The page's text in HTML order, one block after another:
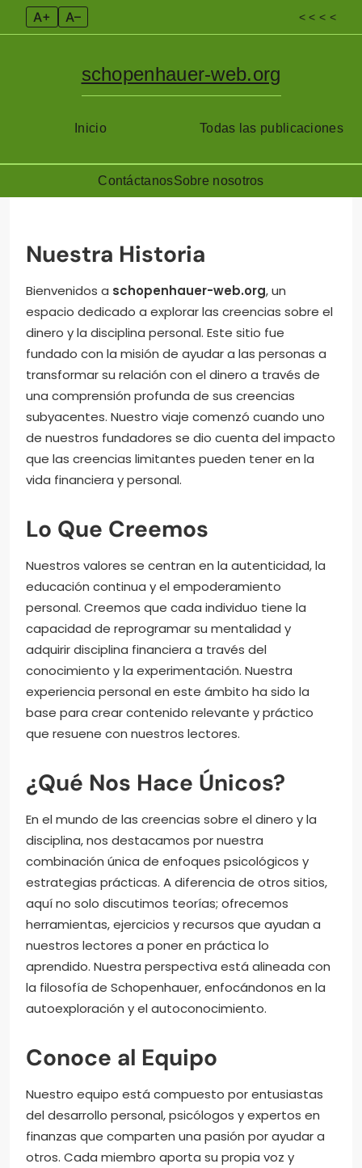
A+ A– < < < <
Inicio
schopenhauer-web.org
Todas las publicaciones
ContáctanosSobre nosotros
contentNuestra Historia
Bienvenidos a schopenhauer-web.org, un
espacio dedicado a explorar las creencias sobre el
dinero y la disciplina personal. Este sitio fue
fundado con la misión de ayudar a las personas a
transformar su relación con el dinero a través de
una comprensión profunda de sus creencias
subyacentes. Nuestro viaje comenzó cuando uno
de nuestros fundadores se dio cuenta del impacto
que las creencias limitantes pueden tener en la
vida financiera y personal.
Lo Que Creemos
Nuestros valores se centran en la autenticidad, la
educación continua y el empoderamiento
personal. Creemos que cada individuo tiene la
capacidad de reprogramar su mentalidad y
adquirir disciplina financiera a través del
conocimiento y la experimentación. Nuestra
experiencia personal en este ámbito ha sido la
base para crear contenido relevante y práctico
que resuene con nuestros lectores.
¿Qué Nos Hace Únicos?
En el mundo de las creencias sobre el dinero y la
disciplina, nos destacamos por nuestra
combinación única de enfoques psicológicos y
estrategias prácticas. A diferencia de otros sitios,
aquí no solo discutimos teorías; ofrecemos
herramientas, ejercicios y recursos que ayudan a
nuestros lectores a poner en práctica lo
aprendido. Nuestra perspectiva está alineada con
la filosofía de Schopenhauer, enfocándonos en la
autoexploración y el autoconocimiento.
Conoce al Equipo
Nuestro equipo está compuesto por entusiastas
del desarrollo personal, psicólogos y expertos en
finanzas que comparten una pasión por ayudar a
otros. Cada miembro aporta su propia voz y